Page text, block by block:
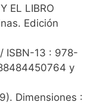
EL LIBRO
Edición
ISBN-13 : 978-
y
Dimensiones :